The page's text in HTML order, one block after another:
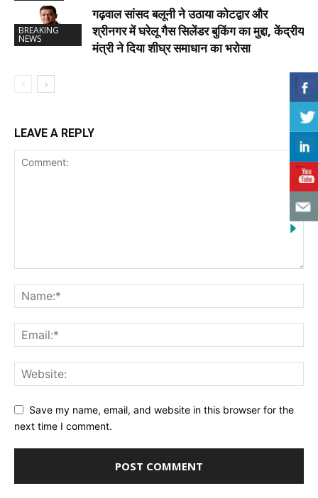
BREAKING
NEWS
गढ़वाल सांसद बलूनी ने उठाया कोटद्वार और
श्रीनगर में घरेलू गैस सिलेंडर बुकिंग का मुद्दा, केंद्रीय
मंत्री ने दिया शीघ्र समाधान का भरोसा
LEAVE A REPLY
Save my name, email, and website in this browser for the
next time I comment.